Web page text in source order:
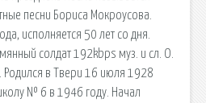
песни Бориса Мокроусова.
исполняется 50 лет со дня.
солдат 192kbps муз. и сл. О.
Родился в Твери 16 июля 1928
№ 6 в 1946 году. Начал